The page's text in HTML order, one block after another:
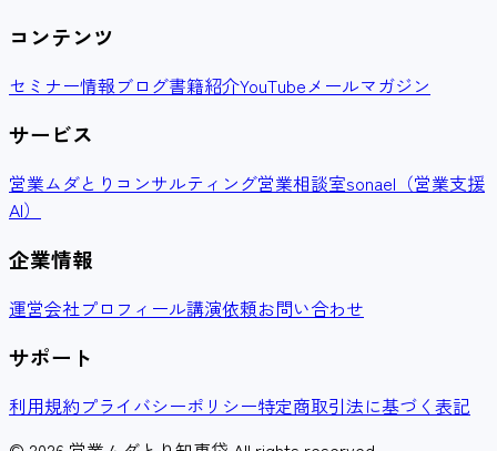
コンテンツ
セミナー情報ブログ書籍紹介YouTubeメールマガジン
サービス
営業ムダとりコンサルティング営業相談室sonael（営業支援
AI）
企業情報
運営会社プロフィール講演依頼お問い合わせ
サポート
利用規約プライバシーポリシー特定商取引法に基づく表記